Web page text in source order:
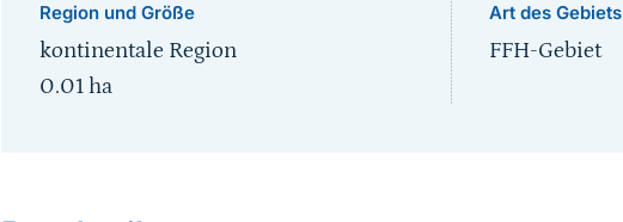
Region und Größe
kontinentale Region
0.01ha
Art des Gebiets
FFH-Gebiet